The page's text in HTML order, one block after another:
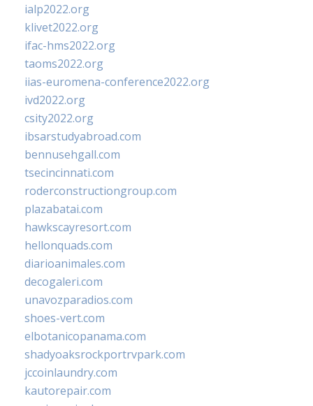
ialp2022.org
klivet2022.org
ifac-hms2022.org
taoms2022.org
iias-euromena-conference2022.org
ivd2022.org
csity2022.org
ibsarstudyabroad.com
bennusehgall.com
tsecincinnati.com
roderconstructiongroup.com
plazabatai.com
hawkscayresort.com
hellonquads.com
diarioanimales.com
decogaleri.com
unavozparadios.com
shoes-vert.com
elbotanicopanama.com
shadyoaksrockportrvpark.com
jccoinlaundry.com
kautorepair.com